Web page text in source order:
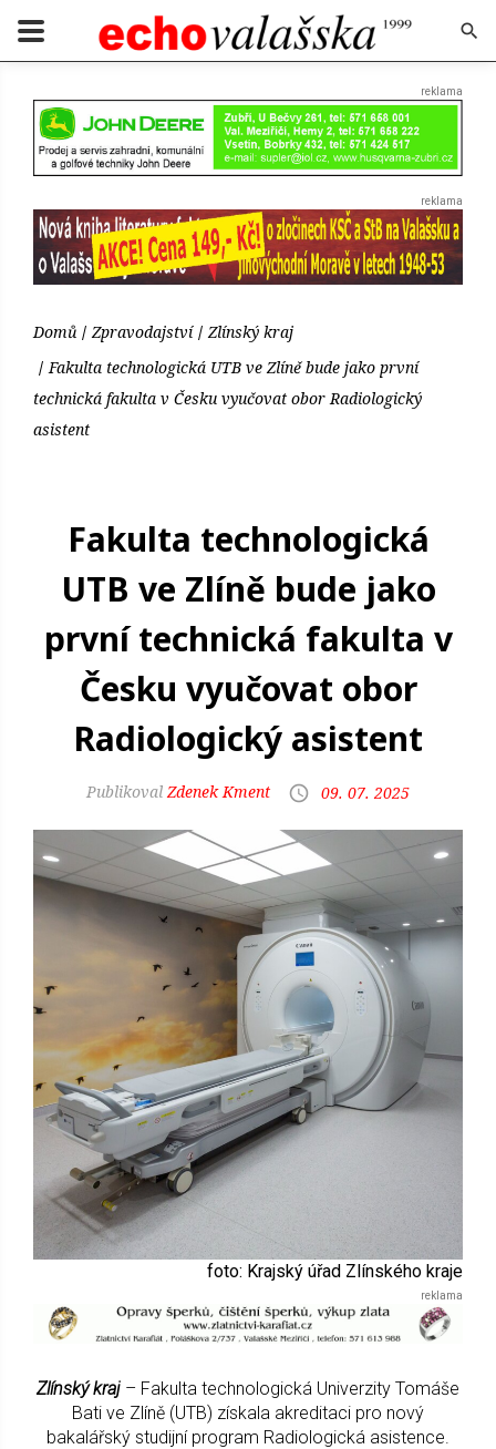
Domů Zpravodajství
Zlínský kraj
Fakulta technologická UTB ve Zlíně bude jako první
technická fakulta v Česku vyučovat obor Radiologický
asistent
Fakulta technologická
UTB ve Zlíně bude jako
první technická fakulta v
Česku vyučovat obor
Radiologický asistent
Zdenek Kment 09. 07. 2025
foto: Krajský úřad Zlínského kraje
Zlínský kraj – Fakulta technologická Univerzity Tomáše
Bati ve Zlíně (UTB) získala akreditaci pro nový
bakalářský studijní program Radiologická asistence.